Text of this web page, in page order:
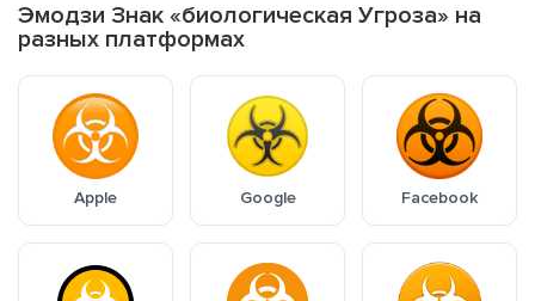
Эмодзи Знак «биологическая Угроза» на
разных платформах
Apple Google Facebook